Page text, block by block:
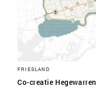
FRIESLAND
Co-creatie Hegewarren